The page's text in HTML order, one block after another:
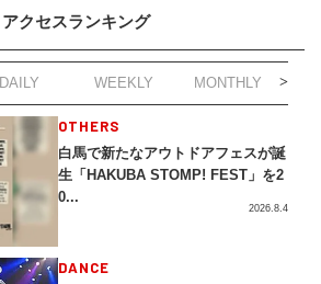
アクセスランキング
DAILY WEEKLY MONTHLY
OTHERS
白馬で新たなアウトドアフェスが誕
生「HAKUBA STOMP! FEST」を2
0...
2026.8.4
DANCE